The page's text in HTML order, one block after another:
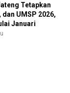
Tetapkan
dan UMSP 2026,
Januari